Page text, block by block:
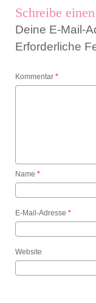
Schreibe
Deine E-Mail-
Erforderliche
Kommentar *
Name *
E-Mail-Adresse *
Website